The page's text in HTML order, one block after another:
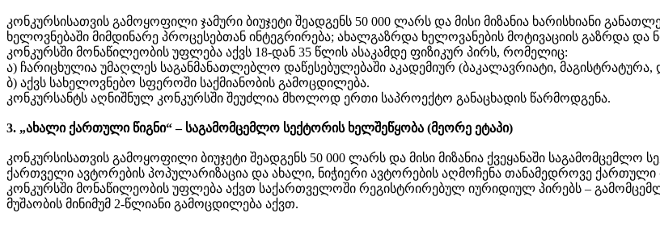
კონკურსისათვის გამოყოფილი ჯამური ბიუჯეტი შეადგენს 50 000 ლარს და მისი მიზანია ხარისხიანი
ხელოვნებაში მიმდინარე პროცესებთან ინტეგრირება; ახალგაზრდა ხელოვანების მოტივაციის გაზრდა
კონკურსში მონაწილეობის უფლება აქვს 18-დან 35 წლის ასაკამდე ფიზიკურ პირს, რომელიც:
ა) ჩარიცხულია უმაღლეს საგანმანათლებლო დაწესებულებაში აკადემიურ (ბაკალავრიატი,
ბ) აქვს სახელოვნებო სფეროში საქმიანობის გამოცდილება.
კონკურსანტს აღნიშნულ კონკურსში შეუძლია მხოლოდ ერთი საპროექტო განაცხადის წარმოდგენა.
3. „ახალი ქართული წიგნი“ – საგამომცემლო სექტორის ხელშეწყობა (მეორე ეტაპი)
კონკურსისათვის გამოყოფილი ბიუჯეტი შეადგენს 50 000 ლარს და მისი მიზანია ქვეყანაში
ქართველი ავტორების პოპულარიზაცია და ახალი, ნიჭიერი ავტორების აღმოჩენა თანამედროვე
კონკურსში მონაწილეობის უფლება აქვთ საქართველოში რეგისტრირებულ იურიდიულ პირებს –
მუშაობის მინიმუმ 2-წლიანი გამოცდილება აქვთ.